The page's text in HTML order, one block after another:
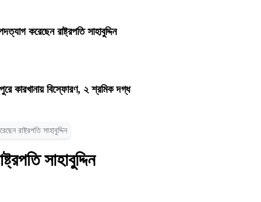
করেছেন রাষ্ট্রপতি সাহাবুদ্দিন
কারখানায় বিস্ফোরণ, ২ শ্রমিক দগ্ধ
রাষ্ট্রপতি সাহাবুদ্দিন
সাহাবুদ্দিন